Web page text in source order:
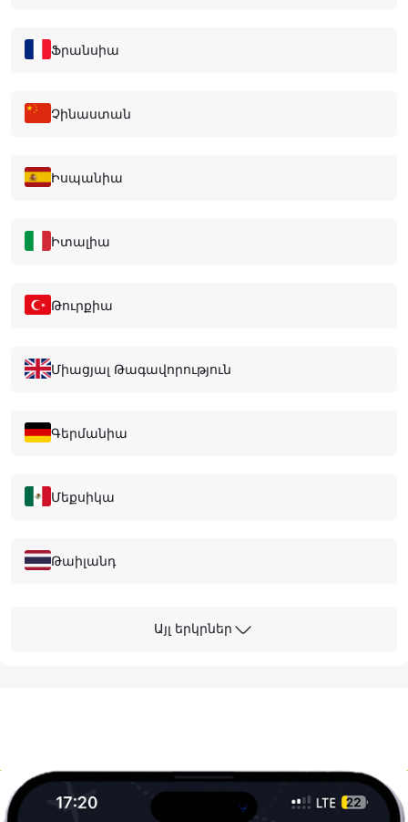
Ֆրանսիա
Չինաստան
Իսպանիա
Իտալիա
Թուրքիա
Միացյալ Թագավորություն
Գերմանիա
Մեքսիկա
Թաիլանդ
Այլ երկրներ